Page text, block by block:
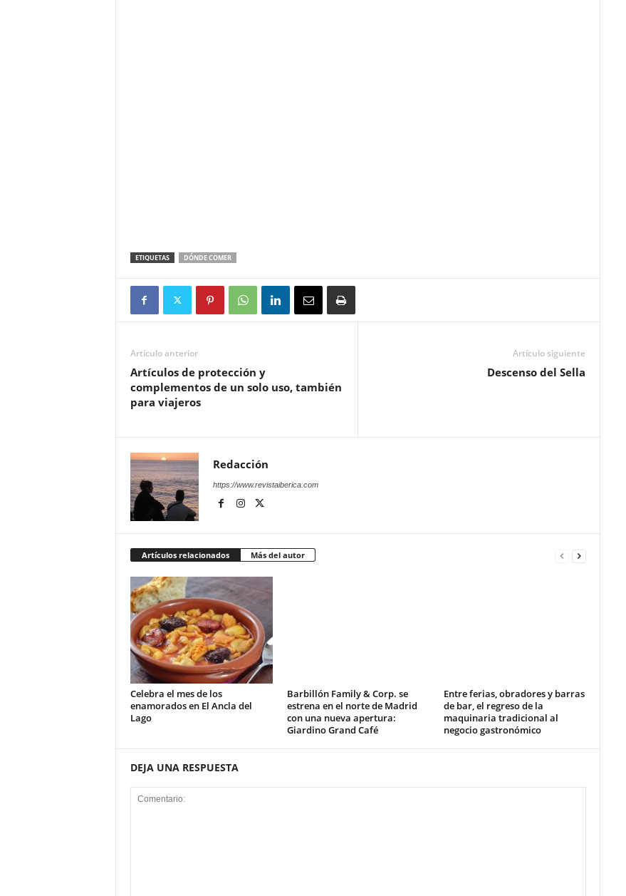
ETIQUETAS DÓNDE COMER
Artículo anterior
Artículos de protección y
complementos de un solo uso, también
para viajeros
Artículo siguiente
Descenso del Sella
Redacción
https://www.revistaiberica.com
Artículos relacionados Más del autor
Celebra el mes de los
enamorados en El Ancla del
Lago
Barbillón Family & Corp. se
estrena en el norte de Madrid
con una nueva apertura:
Giardino Grand Café
Entre ferias, obradores y barras
de bar, el regreso de la
maquinaria tradicional al
negocio gastronómico
DEJA UNA RESPUESTA